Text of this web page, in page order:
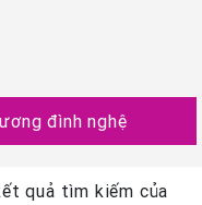
đình nghệ
quả tìm kiếm của